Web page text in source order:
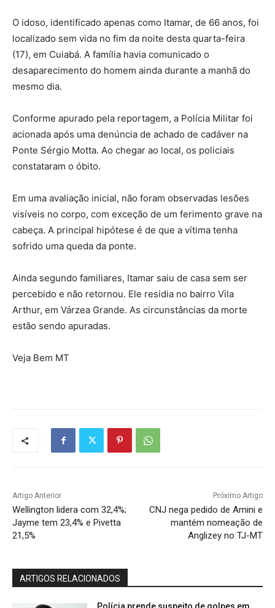
O idoso, identificado apenas como Itamar, de 66 anos, foi
localizado sem vida no fim da noite desta quarta-feira
(17), em Cuiabá. A família havia comunicado o
desaparecimento do homem ainda durante a manhã do
mesmo dia.
Conforme apurado pela reportagem, a Polícia Militar foi
acionada após uma denúncia de achado de cadáver na
Ponte Sérgio Motta. Ao chegar ao local, os policiais
constataram o óbito.
Em uma avaliação inicial, não foram observadas lesões
visíveis no corpo, com exceção de um ferimento grave na
cabeça. A principal hipótese é de que a vítima tenha
sofrido uma queda da ponte.
Ainda segundo familiares, Itamar saiu de casa sem ser
percebido e não retornou. Ele residia no bairro Vila
Arthur, em Várzea Grande. As circunstâncias da morte
estão sendo apuradas.
Veja Bem MT
Artigo Anterior
Wellington lidera com 32,4%;
Jayme tem 23,4% e Pivetta
21,5%
Próximo Artigo
CNJ nega pedido de Amini e
mantém nomeação de
Anglizey no TJ-MT
ARTIGOS RELACIONADOS